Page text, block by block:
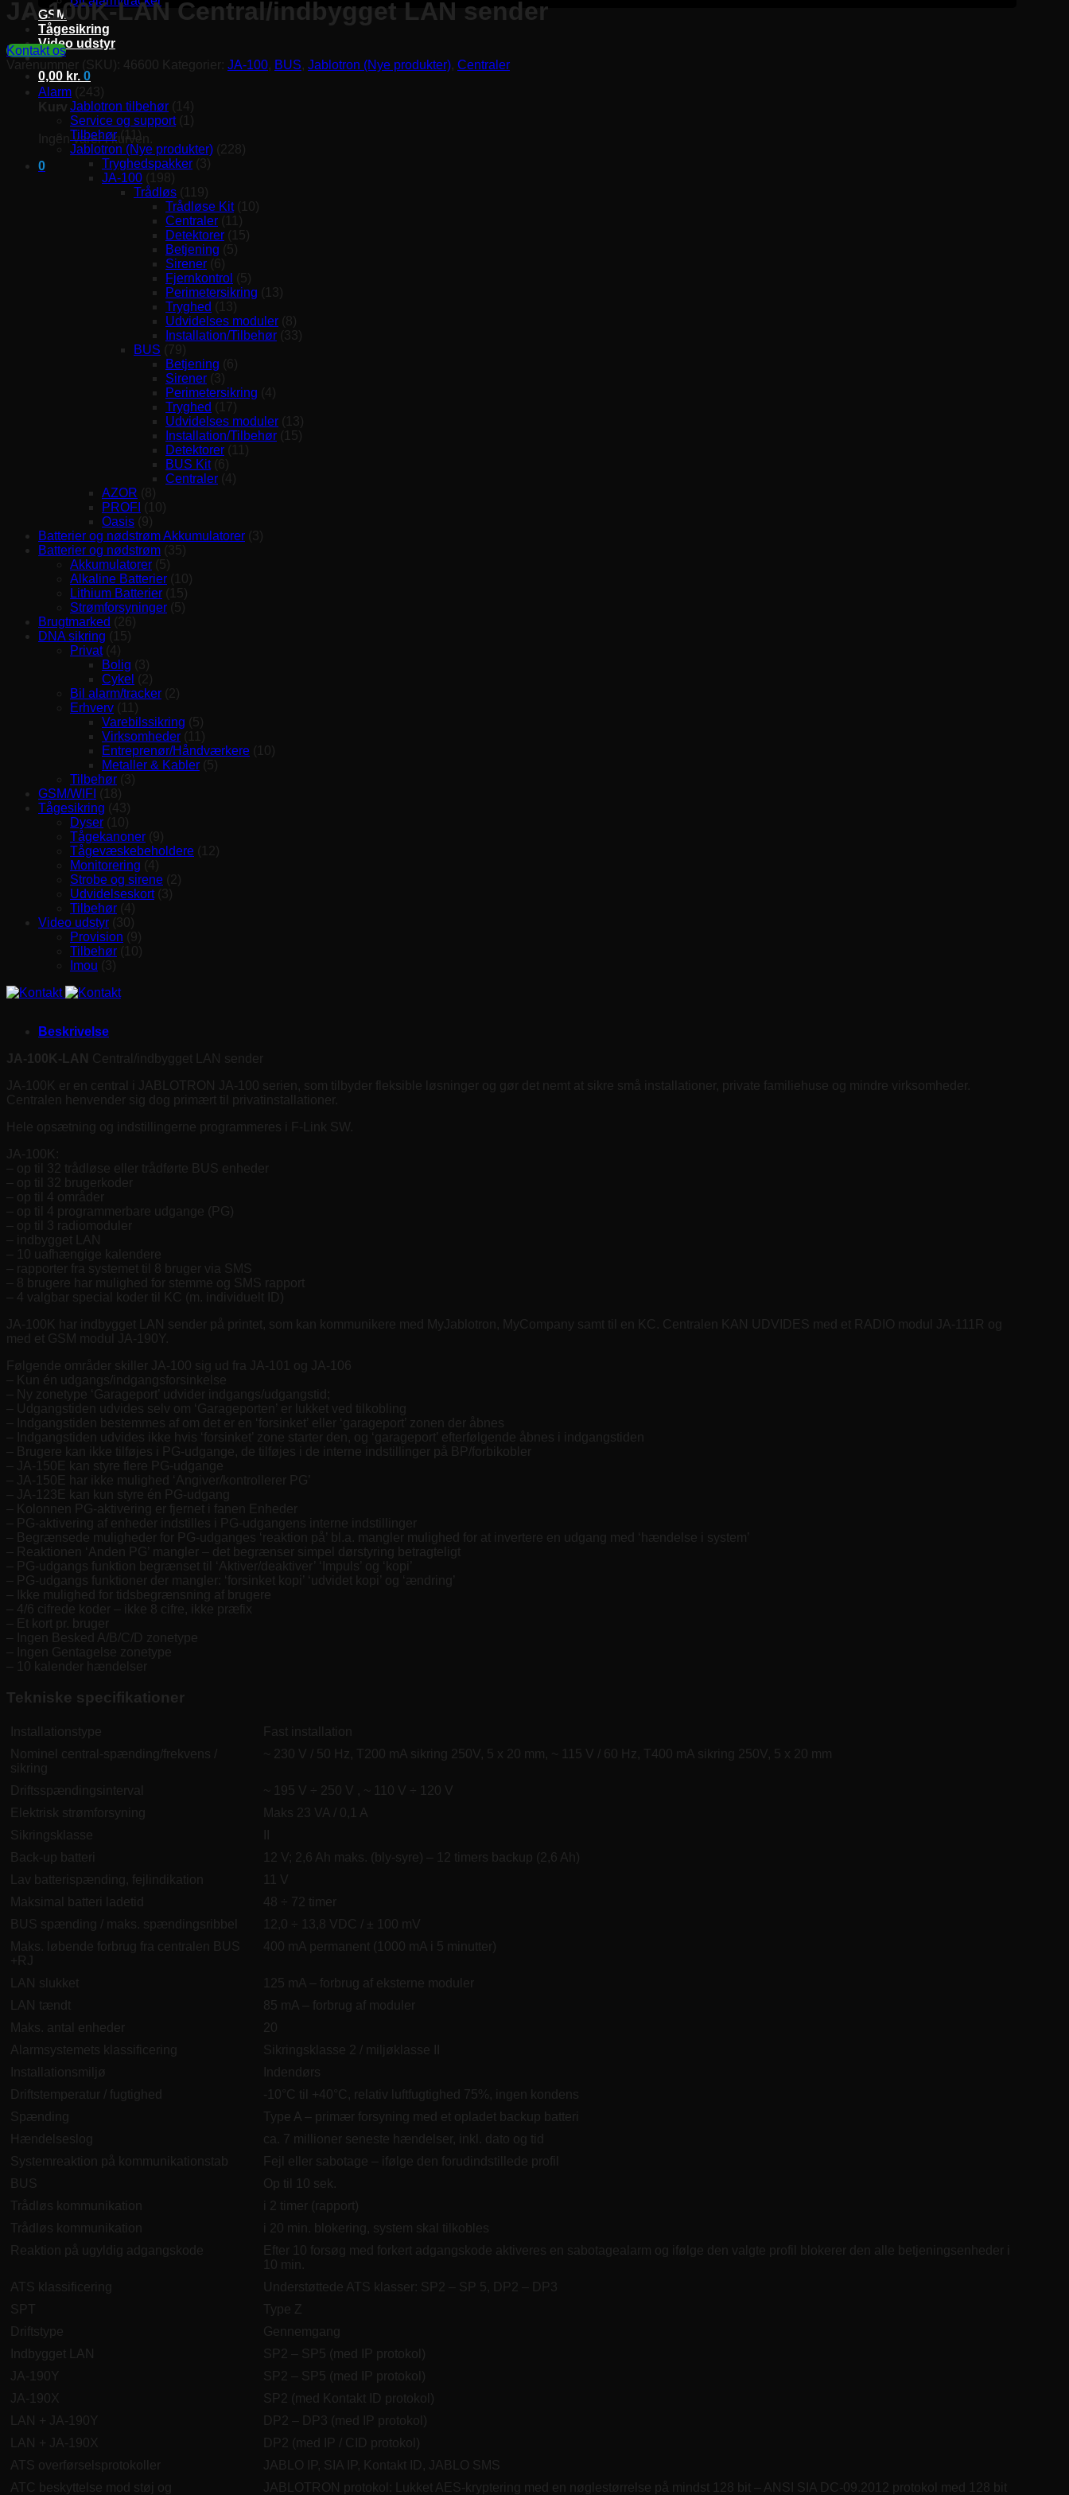
GSM
Tågesikring
Video udstyr
0,00 kr. 0
Kurv
Ingen varer i kurven.
0
JA-100K-LAN Central/indbygget LAN sender
Kontakt os
Varenummer (SKU): 46600 Kategorier: JA-100, BUS, Jablotron (Nye produkter), Centraler
Alarm (243)
Jablotron tilbehør (14)
Service og support (1)
Tilbehør (11)
Jablotron (Nye produkter) (228)
Tryghedspakker (3)
JA-100 (198)
Trådløs (119)
Trådløse Kit (10)
Centraler (11)
Detektorer (15)
Betjening (5)
Sirener (6)
Fjernkontrol (5)
Perimetersikring (13)
Tryghed (13)
Udvidelses moduler (8)
Installation/Tilbehør (33)
BUS (79)
Betjening (6)
Sirener (3)
Perimetersikring (4)
Tryghed (17)
Udvidelses moduler (13)
Installation/Tilbehør (15)
Detektorer (11)
BUS Kit (6)
Centraler (4)
AZOR (8)
PROFI (10)
Oasis (9)
Batterier og nødstrøm Akkumulatorer (3)
Batterier og nødstrøm (35)
Akkumulatorer (5)
Alkaline Batterier (10)
Lithium Batterier (15)
Strømforsyninger (5)
Brugtmarked (26)
DNA sikring (15)
Privat (4)
Bolig (3)
Cykel (2)
Bil alarm/tracker (2)
Erhverv (11)
Varebilssikring (5)
Virksomheder (11)
Entreprenør/Håndværkere (10)
Metaller & Kabler (5)
Tilbehør (3)
GSM/WIFI (18)
Tågesikring (43)
Dyser (10)
Tågekanoner (9)
Tågevæskebeholdere (12)
Monitorering (4)
Strobe og sirene (2)
Udvidelseskort (3)
Tilbehør (4)
Video udstyr (30)
Provision (9)
Tilbehør (10)
Imou (3)
Beskrivelse
JA-100K-LAN Central/indbygget LAN sender
JA-100K er en central i JABLOTRON JA-100 serien, som tilbyder fleksible løsninger og gør det nemt at sikre små installationer, private familiehuse og mindre virksomheder.
Centralen henvender sig dog primært til privatinstallationer.
Hele opsætning og indstillingerne programmeres i F-Link SW.
JA-100K:
– op til 32 trådløse eller trådførte BUS enheder
– op til 32 brugerkoder
– op til 4 områder
– op til 4 programmerbare udgange (PG)
– op til 3 radiomoduler
– indbygget LAN
– 10 uafhængige kalendere
– rapporter fra systemet til 8 bruger via SMS
– 8 brugere har mulighed for stemme og SMS rapport
– 4 valgbar special koder til KC (m. individuelt ID)
JA-100K har indbygget LAN sender på printet, som kan kommunikere med MyJablotron, MyCompany samt til en KC. Centralen KAN UDVIDES med et RADIO modul JA-111R og
med et GSM modul JA-190Y.
Følgende områder skiller JA-100 sig ud fra JA-101 og JA-106
– Kun én udgangs/indgangsforsinkelse
– Ny zonetype ‘Garageport’ udvider indgangs/udgangstid;
– Udgangstiden udvides selv om ‘Garageporten’ er lukket ved tilkobling
– Indgangstiden bestemmes af om det er en ‘forsinket’ eller ‘garageport’ zonen der åbnes
– Indgangstiden udvides ikke hvis ‘forsinket’ zone starter den, og ‘garageport’ efterfølgende åbnes i indgangstiden
– Brugere kan ikke tilføjes i PG-udgange, de tilføjes i de interne indstillinger på BP/forbikobler
– JA-150E kan styre flere PG-udgange
– JA-150E har ikke mulighed ‘Angiver/kontrollerer PG’
– JA-123E kan kun styre én PG-udgang
– Kolonnen PG-aktivering er fjernet i fanen Enheder
– PG-aktivering af enheder indstilles i PG-udgangens interne indstillinger
– Begrænsede muligheder for PG-udganges ‘reaktion på’ bl.a. mangler mulighed for at invertere en udgang med ‘hændelse i system’
– Reaktionen ‘Anden PG’ mangler – det begrænser simpel dørstyring betragteligt
– PG-udgangs funktion begrænset til ‘Aktiver/deaktiver’ ‘Impuls’ og ‘kopi’
– PG-udgangs funktioner der mangler: ‘forsinket kopi’ ‘udvidet kopi’ og ‘ændring’
– Ikke mulighed for tidsbegrænsning af brugere
– 4/6 cifrede koder – ikke 8 cifre, ikke præfix
– Et kort pr. bruger
– Ingen Besked A/B/C/D zonetype
– Ingen Gentagelse zonetype
– 10 kalender hændelser
Tekniske specifikationer
Installationstype
Fast installation
Nominel central-spænding/frekvens /
sikring
~ 230 V / 50 Hz, T200 mA sikring 250V, 5 x 20 mm, ~ 115 V / 60 Hz, T400 mA sikring 250V, 5 x 20 mm
Driftsspændingsinterval
~ 195 V ÷ 250 V , ~ 110 V ÷ 120 V
Elektrisk strømforsyning
Maks 23 VA / 0,1 A
Sikringsklasse
Back-up batteri
12 V; 2,6 Ah maks. (bly-syre) – 12 timers backup (2,6 Ah)
Lav batterispænding, fejlindikation
11 V
Maksimal batteri ladetid
48 ÷ 72 timer
BUS spænding / maks. spændingsribbel
12,0 ÷ 13,8 VDC / ± 100 mV
Maks. løbende forbrug fra centralen BUS
+RJ
400 mA permanent (1000 mA i 5 minutter)
LAN slukket
125 mA – forbrug af eksterne moduler
LAN tændt
85 mA – forbrug af moduler
Maks. antal enheder
20
Alarmsystemets klassificering
Sikringsklasse 2 / miljøklasse II
Installationsmiljø
Indendørs
Driftstemperatur / fugtighed
-10°C til +40°C, relativ luftfugtighed 75%, ingen kondens
Spænding
Type A – primær forsyning med et opladet backup batteri
Hændelseslog
ca. 7 millioner seneste hændelser, inkl. dato og tid
Systemreaktion på kommunikationstab
Fejl eller sabotage – ifølge den forudindstillede profil
BUS
Op til 10 sek.
Trådløs kommunikation
i 2 timer (rapport)
Trådløs kommunikation
i 20 min. blokering, system skal tilkobles
Reaktion på ugyldig adgangskode
Efter 10 forsøg med forkert adgangskode aktiveres en sabotagealarm og ifølge den valgte profil blokerer den alle betjeningsenheder i
10 min.
ATS klassificering
Understøttede ATS klasser: SP2 – SP 5, DP2 – DP3
SPT
Type Z
Driftstype
Gennemgang
Indbygget LAN
SP2 – SP5 (med IP protokol)
JA-190Y
SP2 – SP5 (med IP protokol)
JA-190X
SP2 (med Kontakt ID protokol)
LAN + JA-190Y
DP2 – DP3 (med IP protokol)
LAN + JA-190X
DP2 (med IP / CID protokol)
ATS overførselsprotokoller
JABLO IP, SIA IP, Kontakt ID, JABLO SMS
ATC beskyttelse mod støj og
JABLOTRON protokol: Lukket AES-kryptering med en nøglestørrelse på mindst 128 bit – ANSI SIA DC-09.2012 protokol med 128 bit